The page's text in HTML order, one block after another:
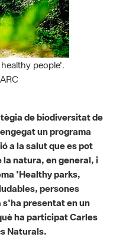
people'.
de biodiversitat de
a la salut que es pot
la natura, en general, i
'Healthy parks,
persones
presentat en un
ha participat Carles
Naturals.
Europa per donar suport
regional i local